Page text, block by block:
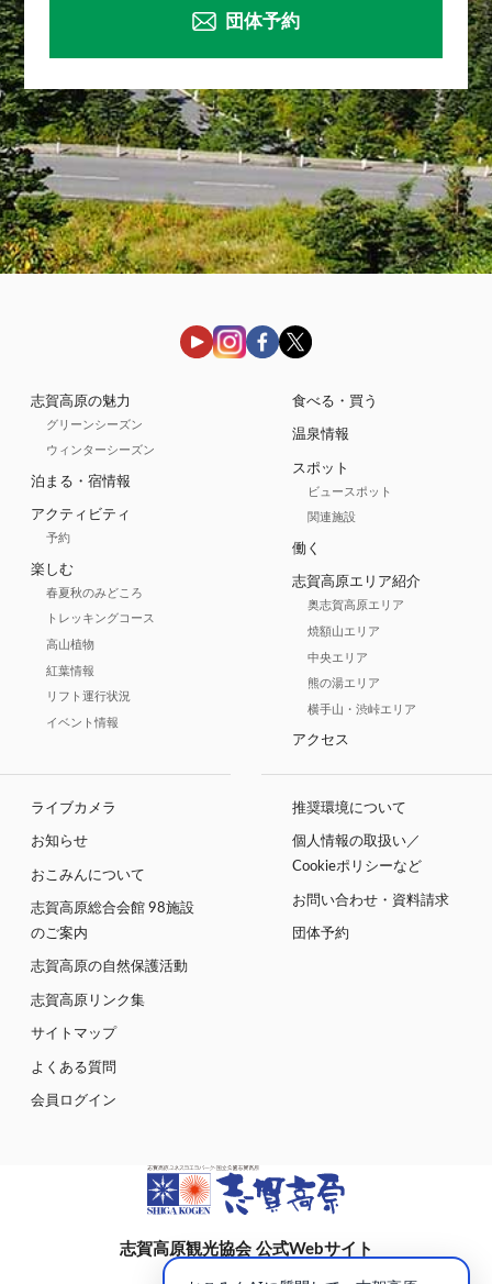
団体予約
志賀高原の魅力
グリーンシーズン
ウィンターシーズン
泊まる・宿情報
アクティビティ
予約
楽しむ
春夏秋のみどころ
トレッキングコース
高山植物
紅葉情報
リフト運行状況
イベント情報
食べる・買う
温泉情報
スポット
ビュースポット
関連施設
働く
志賀高原エリア紹介
奥志賀高原エリア
焼額山エリア
中央エリア
熊の湯エリア
横手山・渋峠エリア
アクセス
ライブカメラ
お知らせ
おこみんについて
志賀高原総合会館 98施設
のご案内
志賀高原の自然保護活動
志賀高原リンク集
サイトマップ
よくある質問
会員ログイン
推奨環境について
個人情報の取扱い／
Cookieポリシーなど
お問い合わせ・資料請求
団体予約
志賀高原観光協会 公式Webサイト